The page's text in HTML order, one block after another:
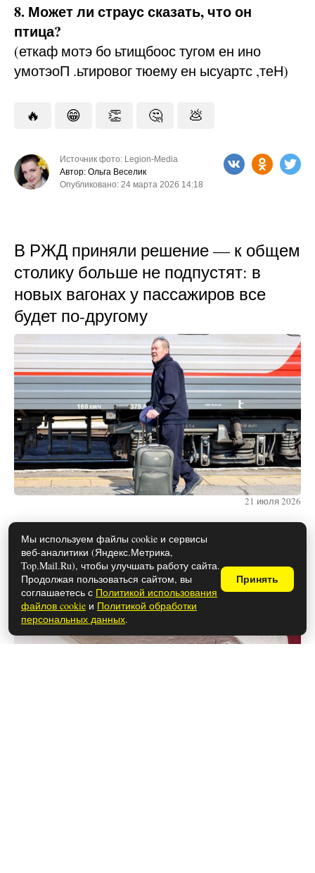
8. Может ли страус сказать, что он
птица?
(еткаф мотэ бо ьтищбоос тугом ен ино
умотэоП .ьтировог тюему ен ысуартс ,теН)
🔥 😁 👏 🤔 💩
Источник фото: Legion-Media
Автор: Ольга Веселик
Опубликовано: 24 марта 2026 14:18
В РЖД приняли решение — к общем
столику больше не подпустят: в
новых вагонах у пассажиров все
будет по-другому
21 июля 2026
Как убрать паутину с потолка и стен:
простые лайфхаки
Мы используем файлы cookie и сервисы
веб-аналитики (Яндекс.Метрика,
Top.Mail.Ru), чтобы улучшать работу сайта.
Продолжая пользоваться сайтом, вы
соглашаетесь с Политикой использования
файлов cookie и Политикой обработки
персональных данных.
Принять